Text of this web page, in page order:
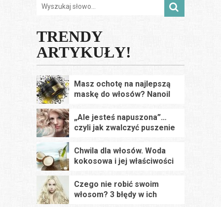
TRENDY
ARTYKUŁY!
Masz ochotę na najlepszą
maskę do włosów? Nanoil
test
„Ale jesteś napuszona”…
czyli jak zwalczyć puszenie
Chwila dla włosów. Woda
kokosowa i jej właściwości
Czego nie robić swoim
włosom? 3 błędy w ich